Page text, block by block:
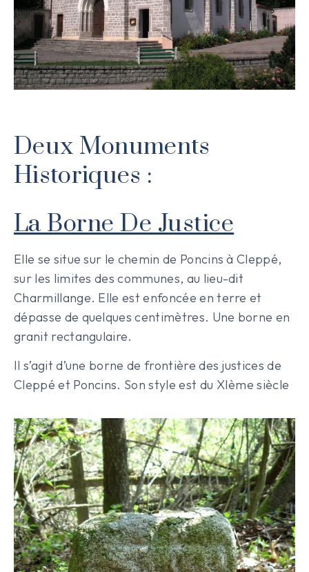
Deux Monuments
Historiques :
La Borne De Justice
Elle se situe sur le chemin de Poncins à Cleppé,
sur les limites des communes, au lieu-dit
Charmillange. Elle est enfoncée en terre et
dépasse de quelques centimètres. Une borne en
granit rectangulaire.
Il s’agit d’une borne de frontière des justices de
Cleppé et Poncins. Son style est du XIème siècle